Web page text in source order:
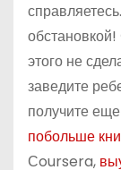
этого не
заведите
получите
побольше
Сoursera,